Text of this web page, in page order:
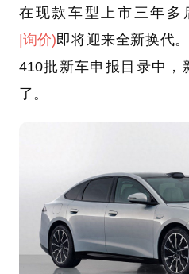
在现款车型上市三年多
|询价)即将迎来全新换代
410批新车申报目录中，
了。